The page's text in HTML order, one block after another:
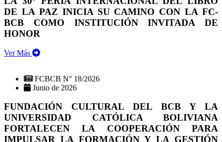
DE LA PAZ INICIA SU CAMINO CON LA FC-
BCB COMO INSTITUCIÓN INVITADA DE
HONOR
Ver Más
FCBCB N° 18/2026
Junio de 2026
FUNDACIÓN CULTURAL DEL BCB Y LA
UNIVERSIDAD CATÓLICA BOLIVIANA
FORTALECEN LA COOPERACIÓN PARA
IMPULSAR LA FORMACIÓN Y LA GESTIÓN